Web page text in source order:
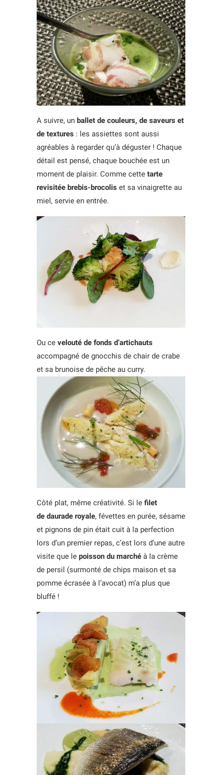
A suivre, un ballet de couleurs, de saveurs et
de textures : les assiettes sont aussi
agréables à regarder qu’à déguster ! Chaque
détail est pensé, chaque bouchée est un
moment de plaisir. Comme cette tarte
revisitée brebis-brocolis et sa vinaigrette au
miel, servie en entrée.
Ou ce velouté de fonds d’artichauts
accompagné de gnocchis de chair de crabe
et sa brunoise de pêche au curry.
Côté plat, même créativité. Si le filet
de daurade royale, févettes en purée, sésame
et pignons de pin était cuit à la perfection
lors d’un premier repas, c’est lors d’une autre
visite que le poisson du marché à la crème
de persil (surmonté de chips maison et sa
pomme écrasée à l’avocat) m’a plus que
bluffé !